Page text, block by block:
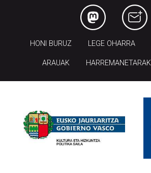
HONI BURUZ LEGE OHARRA
ARAUAK